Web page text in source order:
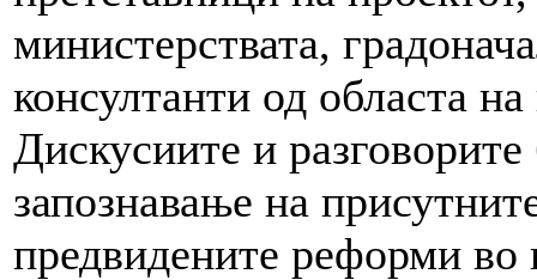
министерствата,
консултанти од областа
Дискусиите и
запознавање на
предвидените реформи во